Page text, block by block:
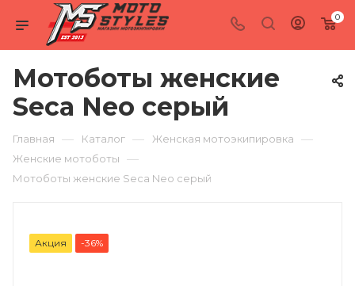
0
Мотоботы женские
Seca Neo серый
Главная — Каталог — Женская мотоэкипировка —
Женские мотоботы —
Мотоботы женские Seca Neo серый
Акция -36%